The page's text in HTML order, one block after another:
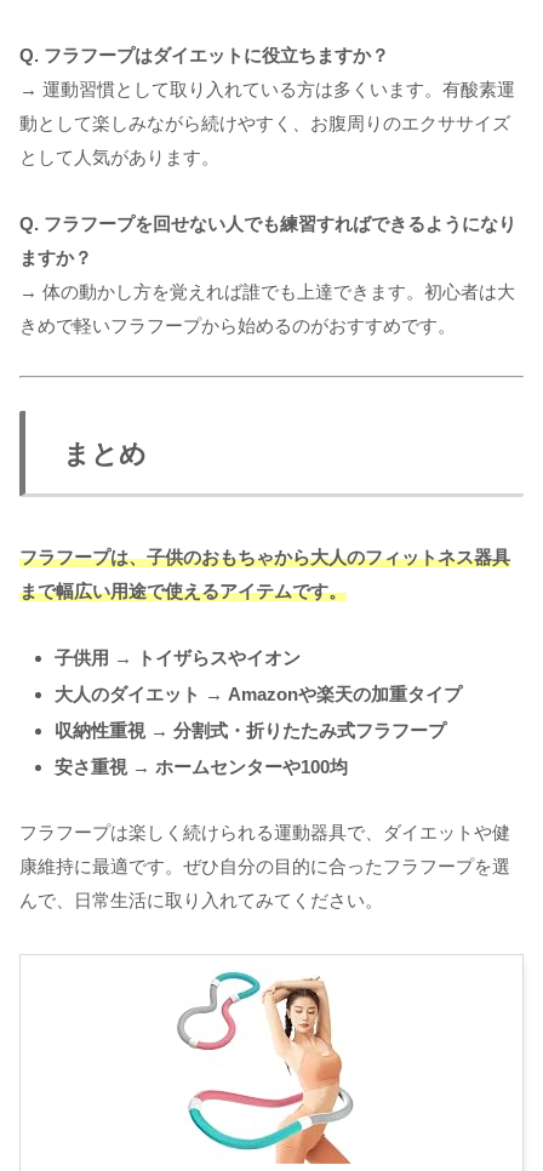
Q. フラフープはダイエットに役立ちますか？
→ 運動習慣として取り入れている方は多くいます。有酸素運
動として楽しみながら続けやすく、お腹周りのエクササイズ
として人気があります。
Q. フラフープを回せない人でも練習すればできるようになり
ますか？
→ 体の動かし方を覚えれば誰でも上達できます。初心者は大
きめで軽いフラフープから始めるのがおすすめです。
まとめ
フラフープは、子供のおもちゃから大人のフィットネス器具
まで幅広い用途で使えるアイテムです。
子供用 → トイザらスやイオン
大人のダイエット → Amazonや楽天の加重タイプ
収納性重視 → 分割式・折りたたみ式フラフープ
安さ重視 → ホームセンターや100均
フラフープは楽しく続けられる運動器具で、ダイエットや健
康維持に最適です。ぜひ自分の目的に合ったフラフープを選
んで、日常生活に取り入れてみてください。